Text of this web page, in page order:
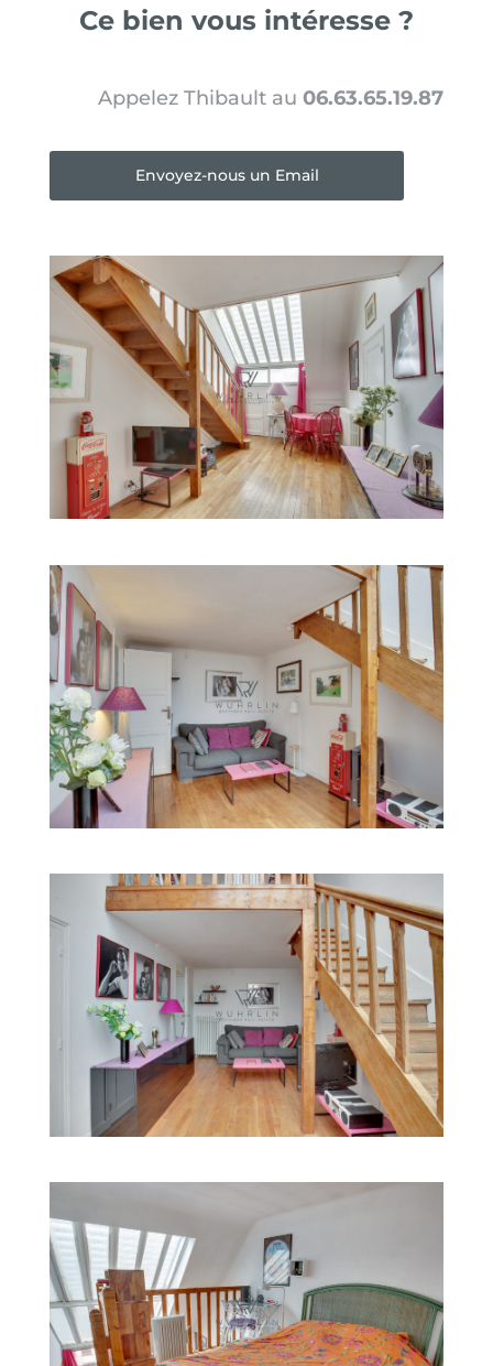
Ce bien vous intéresse ?
Appelez Thibault au06.63.65.19.87
Envoyez-nous un Email